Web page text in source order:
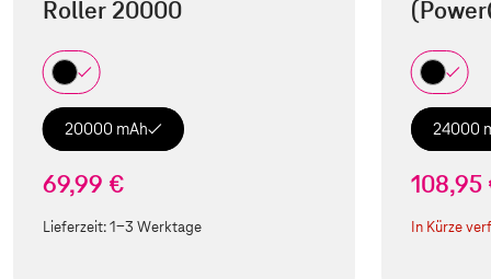
Roller 20000
20000 mAh
69,99 €
Lieferzeit:1-3 Werktage
24000
108,95
In Kürze